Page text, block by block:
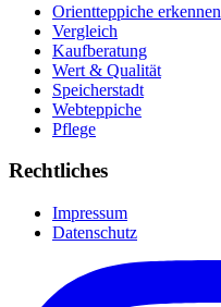
Orientteppiche erkennen
Vergleich
Kaufberatung
Wert & Qualität
Speicherstadt
Webteppiche
Pflege
Rechtliches
Impressum
Datenschutz